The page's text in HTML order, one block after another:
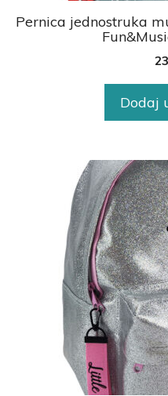
Pernica jednostruka
Dodaj